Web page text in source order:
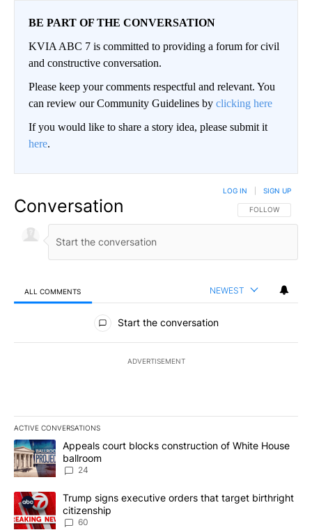
BE PART OF THE CONVERSATION
KVIA ABC 7 is committed to providing a forum for civil
and constructive conversation.
Please keep your comments respectful and relevant. You
can review our Community Guidelines by clicking here
If you would like to share a story idea, please submit it
here.
Conversation FOLLOW THIS
FOLLOW
LOG IN SIGN UP
ALL COMMENTS NEWEST
All Comments
Start the conversation
ADVERTISEMENT
ACTIVE CONVERSATIONS
The following is a list of the most commented articles in the last
A trending article titled "Appeals court blocks construction of
Appeals court blocks construction of White House
ballroom
24
A trending article titled "Trump signs executive orders that
Trump signs executive orders that target birthright
citizenship
60